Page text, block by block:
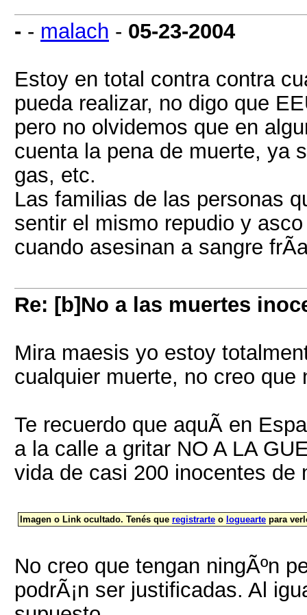
- - malach - 05-23-2004
Estoy en total contra contra
pueda realizar, no digo que
pero no olvidemos que en
cuenta la pena de muerte, ya
gas, etc.
Las familias de las personas
sentir el mismo repudio y
cuando asesinan a sangre
Re: [b]No a las muertes
Mira maesis yo estoy
cualquier muerte, no creo
Te recuerdo que aquÃ­ en
a la calle a gritar NO A LA
vida de casi 200 inocentes de
Imagen o Link ocultado. Tenés que registrarte o loguearte para
No creo que tengan ningÃºn
podrÃ¡n ser justificadas. Al